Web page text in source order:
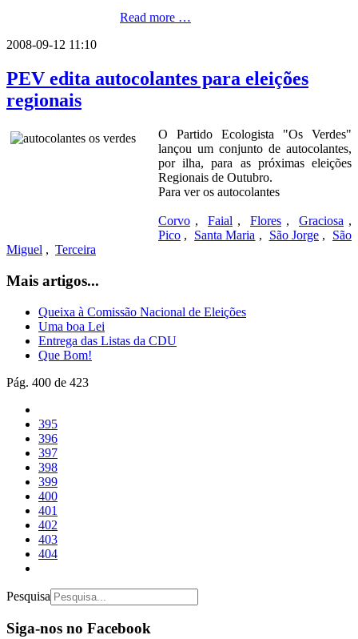
Read more …
2008-09-12 11:10
PEV edita autocolantes para eleições
regionais
O Partido Ecologista "Os Verdes"
lançou um conjunto de autocolantes,
por ilha, para as próximas eleições
Regionais de Outubro.
Para ver os autocolantes
Corvo , Faial , Flores , Graciosa ,
Pico , Santa Maria , São Jorge, São
Miguel , Terceira
Mais artigos...
Queixa à Comissão Nacional de Eleições
Uma boa Lei
Entrega das Listas da CDU
Que Bom!
Pág. 400 de 423
395
396
397
398
399
400
401
402
403
404
Pesquisa
Siga-nos no Facebook